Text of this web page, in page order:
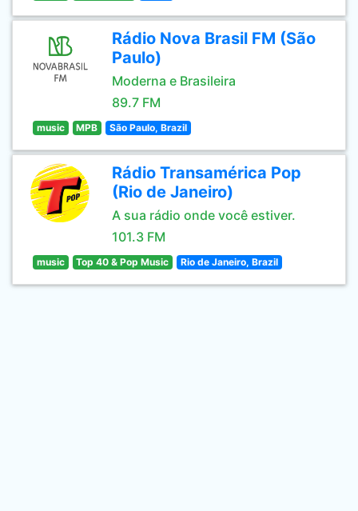
Rádio Nova Brasil FM (São
Paulo)
Moderna e Brasileira
89.7 FM
music MPB São Paulo, Brazil
Rádio Transamérica Pop
(Rio de Janeiro)
A sua rádio onde você estiver.
101.3 FM
music Top 40 & Pop Music Rio de Janeiro, Brazil